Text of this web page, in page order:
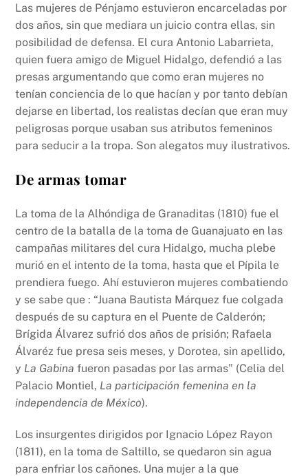
Las mujeres de Pénjamo estuvieron encarceladas por
dos años, sin que mediara un juicio contra ellas, sin
posibilidad de defensa. El cura Antonio Labarrieta,
quien fuera amigo de Miguel Hidalgo, defendió a las
presas argumentando que como eran mujeres no
tenían conciencia de lo que hacían y por tanto debían
dejarse en libertad, los realistas decían que eran muy
peligrosas porque usaban sus atributos femeninos
para seducir a la tropa. Son alegatos muy ilustrativos.
De armas tomar
La toma de la Alhóndiga de Granaditas (1810) fue el
centro de la batalla de la toma de Guanajuato en las
campañas militares del cura Hidalgo, mucha plebe
murió en el intento de la toma, hasta que el Pípila le
prendiera fuego. Ahí estuvieron mujeres combatiendo
y se sabe que : “Juana Bautista Márquez fue colgada
después de su captura en el Puente de Calderón;
Brígida Álvarez sufrió dos años de prisión; Rafaela
Álvaréz fue presa seis meses, y Dorotea, sin apellido,
y La Gabina fueron pasadas por las armas” (Celia del
Palacio Montiel, La participación femenina en la
independencia de México).
Los insurgentes dirigidos por Ignacio López Rayon
(1811), en la toma de Saltillo, se quedaron sin agua
para enfriar los cañones. Una mujer a la que